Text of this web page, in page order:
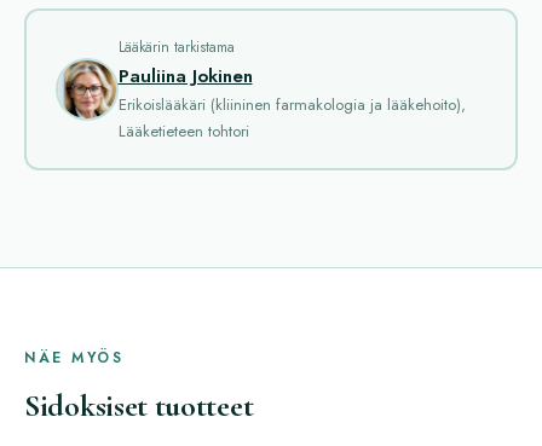
Lääkärin tarkistama
Pauliina Jokinen
Erikoislääkäri (kliininen farmakologia ja lääkehoito),
Lääketieteen tohtori
NÄE MYÖS
Sidoksiset tuotteet